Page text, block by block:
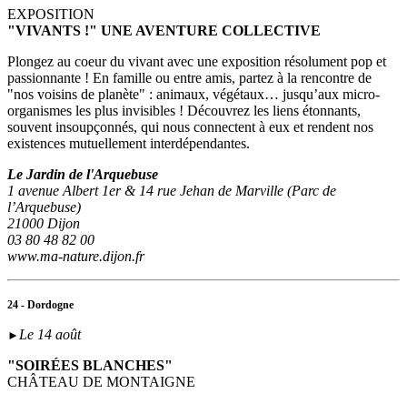
EXPOSITION
"VIVANTS !" UNE AVENTURE COLLECTIVE
Plongez au coeur du vivant avec une exposition résolument pop et
passionnante ! En famille ou entre amis, partez à la rencontre de
"nos voisins de planète" : animaux, végétaux… jusqu’aux micro-
organismes les plus invisibles ! Découvrez les liens étonnants,
souvent insoupçonnés, qui nous connectent à eux et rendent nos
existences mutuellement interdépendantes.
Le Jardin de l'Arquebuse
1 avenue Albert 1er & 14 rue Jehan de Marville (Parc de
l’Arquebuse)
21000 Dijon
03 80 48 82 00
www.ma-nature.dijon.fr
24 - Dordogne
► Le 14 août
"SOIRÉES BLANCHES"
CHÂTEAU DE MONTAIGNE